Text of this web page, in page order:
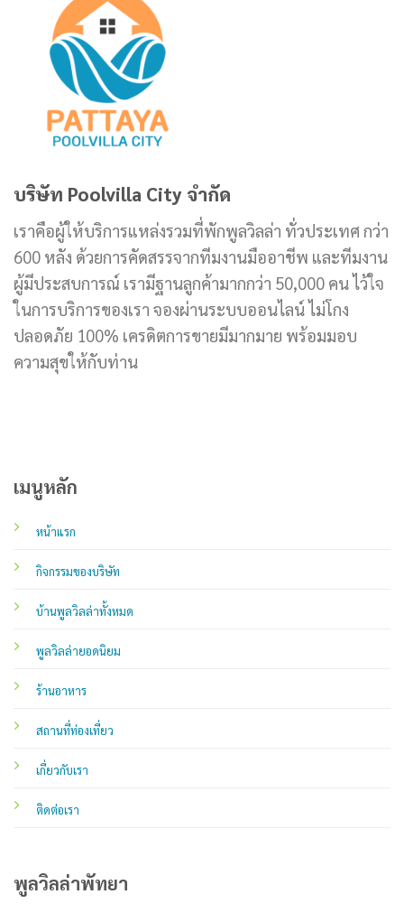
บริษัท Poolvilla City จำกัด
เราคือผู้ให้บริการแหล่งรวมที่พักพูลวิลล่า ทั่วประเทศ กว่า
600 หลัง ด้วยการคัดสรรจากทีมงานมืออาชีพ และทีมงาน
ผู้มีประสบการณ์ เรามีฐานลูกค้ามากกว่า 50,000 คน ไว้ใจ
ในการบริการของเรา จองผ่านระบบออนไลน์ ไม่โกง
ปลอดภัย 100% เครดิตการขายมีมากมาย พร้อมมอบ
ความสุขให้กับท่าน
เมนูหลัก
หน้าแรก
กิจกรรมของบริษัท
บ้านพูลวิลล่าทั้งหมด
พูลวิลล่ายอดนิยม
ร้านอาหาร
สถานที่ท่องเที่ยว
เกี่ยวกับเรา
ติดต่อเรา
พูลวิลล่าพัทยา